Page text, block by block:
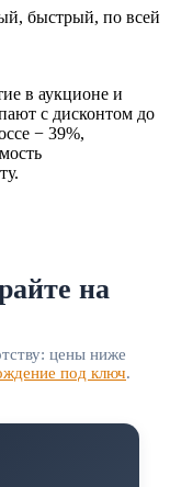
быстрый, по всей
в аукционе и
с дисконтом до
− 39%,
на
цены ниже
под ключ.